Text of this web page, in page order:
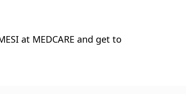
at MEDCARE and get to